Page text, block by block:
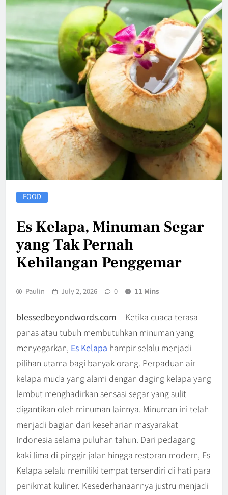
FOOD
Es Kelapa, Minuman Segar
yang Tak Pernah
Kehilangan Penggemar
Paulin July 2, 2026 0 11 Mins
blessedbeyondwords.com – Ketika cuaca terasa
panas atau tubuh membutuhkan minuman yang
menyegarkan, Es Kelapa hampir selalu menjadi
pilihan utama bagi banyak orang. Perpaduan air
kelapa muda yang alami dengan daging kelapa yang
lembut menghadirkan sensasi segar yang sulit
digantikan oleh minuman lainnya. Minuman ini telah
menjadi bagian dari keseharian masyarakat
Indonesia selama puluhan tahun. Dari pedagang
kaki lima di pinggir jalan hingga restoran modern, Es
Kelapa selalu memiliki tempat tersendiri di hati para
penikmat kuliner. Kesederhanaannya justru menjadi